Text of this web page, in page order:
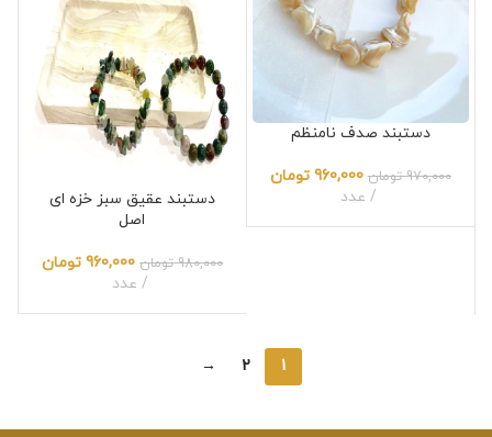
دستبند صدف نامنظم
970,000 تومان 960,000 تومان
عدد
دستبند عقیق سبز خزه ای
اصل
980,000 تومان 960,000 تومان
عدد
1
2
→